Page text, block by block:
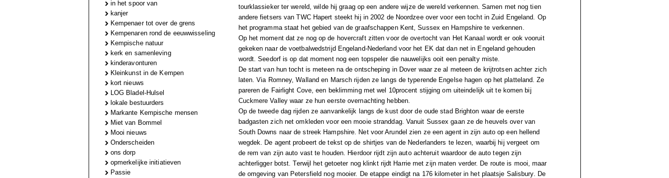
in het spoor van
kanjer
Kempenaer tot over de grens
Kempenaren rond de eeuwwisseling
Kempische natuur
kerk en samenleving
kinderavonturen
Kleinkunst in de Kempen
kort nieuws
LOG Bladel-Hulsel
lokale bestuurders
Markante Kempische mensen
Miet van Bommel
Mooi nieuws
Onderscheiden
ons dorp
opmerkelijke initiatieven
Passie
tourklassieker ter wereld, wilde hij graag op een andere wijze de wereld verkennen. Samen met nog tien
andere fietsers van TWC Hapert steekt hij in 2002 de Noordzee over voor een tocht in Zuid Engeland. Op
het programma staat het gebied van de graafschappen Kent, Sussex en Hampshire te verkennen.
Op het moment dat ze nog op de hovercraft zitten voor de overtocht van Het Kanaal wordt er ook vooruit
gekeken naar de voetbalwedstrijd Engeland-Nederland voor het EK dat dan net in Engeland gehouden
wordt. Seedorf is op dat moment nog een topspeler die nauwelijks ooit een penalty miste.
De start van hun tocht is meteen na de ontscheping in Dover waar ze al meteen de krijtrotsen achter zich
laten. Via Romney, Walland en Marsch rijden ze langs de typerende Engelse hagen op het platteland. Ze
pareren de Fairlight Cove, een beklimming met wel 10procent stijging om uiteindelijk uit te komen bij
Cuckmere Valley waar ze hun eerste overnachting hebben.
Op de tweede dag rijden ze aanvankelijk langs de kust door de oude stad Brighton waar de eerste
badgasten zich net omkleden voor een mooie stranddag. Vanuit Sussex gaan ze de heuvels over van
South Downs naar de streek Hampshire. Net voor Arundel zien ze een agent in zijn auto op een hellend
wegdek. De agent probeert de tekst op de shirtjes van de Nederlanders te lezen, waarbij hij vergeet om
de rem van zijn auto vast te houden. Hierdoor rijdt zijn auto achteruit waardoor de auto tegen zijn
achterligger botst. Terwijl het getoeter nog klinkt rijdt Harrie met zijn maten verder. De route is mooi, maar
de omgeving van Petersfield nog mooier. De etappe eindigt na 176 kilometer in het plaatsje Salisbury. De